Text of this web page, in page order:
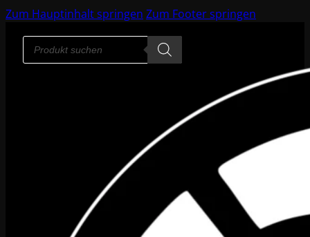
Zum Hauptinhalt springen Zum Footer springen
Products
search